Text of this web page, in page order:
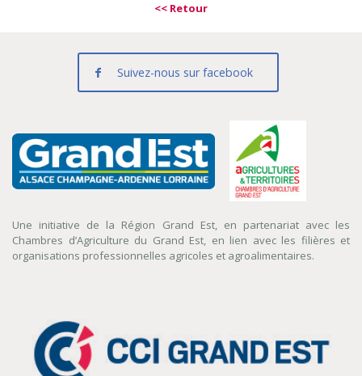
<< Retour
Suivez-nous sur facebook
Une initiative de la Région Grand Est, en partenariat avec les
Chambres d’Agriculture du Grand Est, en lien avec les filières et
organisations professionnelles agricoles et agroalimentaires.